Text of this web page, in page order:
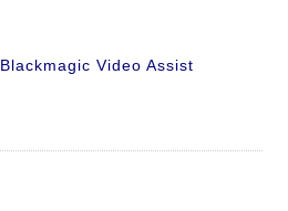
Blackmagic Video Assist